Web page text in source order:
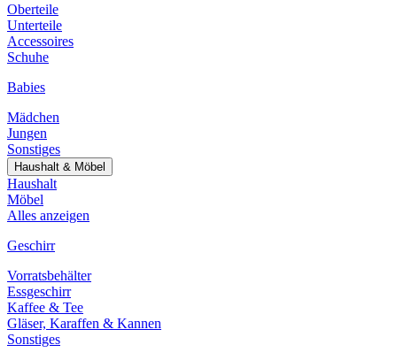
Oberteile
Unterteile
Accessoires
Schuhe
Babies
Mädchen
Jungen
Sonstiges
Haushalt & Möbel
Haushalt
Möbel
Alles anzeigen
Geschirr
Vorratsbehälter
Essgeschirr
Kaffee & Tee
Gläser, Karaffen & Kannen
Sonstiges